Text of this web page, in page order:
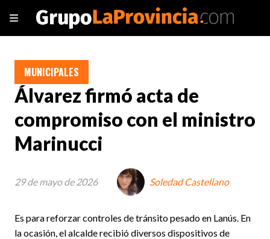
Álvarez firmó acta de
compromiso con el ministro
Marinucci
Es para reforzar controles de tránsito pesado en Lanús. En
la ocasión, el alcalde recibió diversos dispositivos de
MUNICIPALES
29 de mayo de 2026 Soledad Castellano